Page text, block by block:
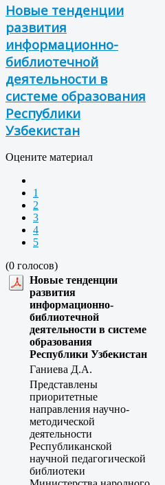
Новые тенденции
развития
информационно-
библиотечной
деятельности в
системе образования
Республики
Узбекистан
Оцените материал
1
2
3
4
5
(0 голосов)
Новые тенденции
развития
информационно-
библиотечной
деятельности в системе
образования
Республики Узбекистан
Ганиева Д.А.
Представлены
приоритетные
направления научно-
методической
деятельности
Республиканской
научной педагогической
библиотеки